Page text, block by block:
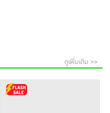
ดูเพิ่มเติม >>